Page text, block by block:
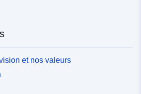
et nos valeurs